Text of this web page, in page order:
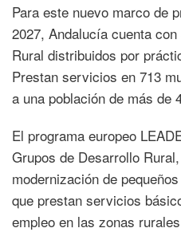
Para este nuevo marco de
2027, Andalucía cuenta
Rural distribuidos por
Prestan servicios en 713
a una población de más de
El programa europeo
Grupos de Desarrollo
modernización de
que prestan servicios
empleo en las zonas